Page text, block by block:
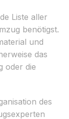
Liste aller
benötigst.
und
das
oder die
des